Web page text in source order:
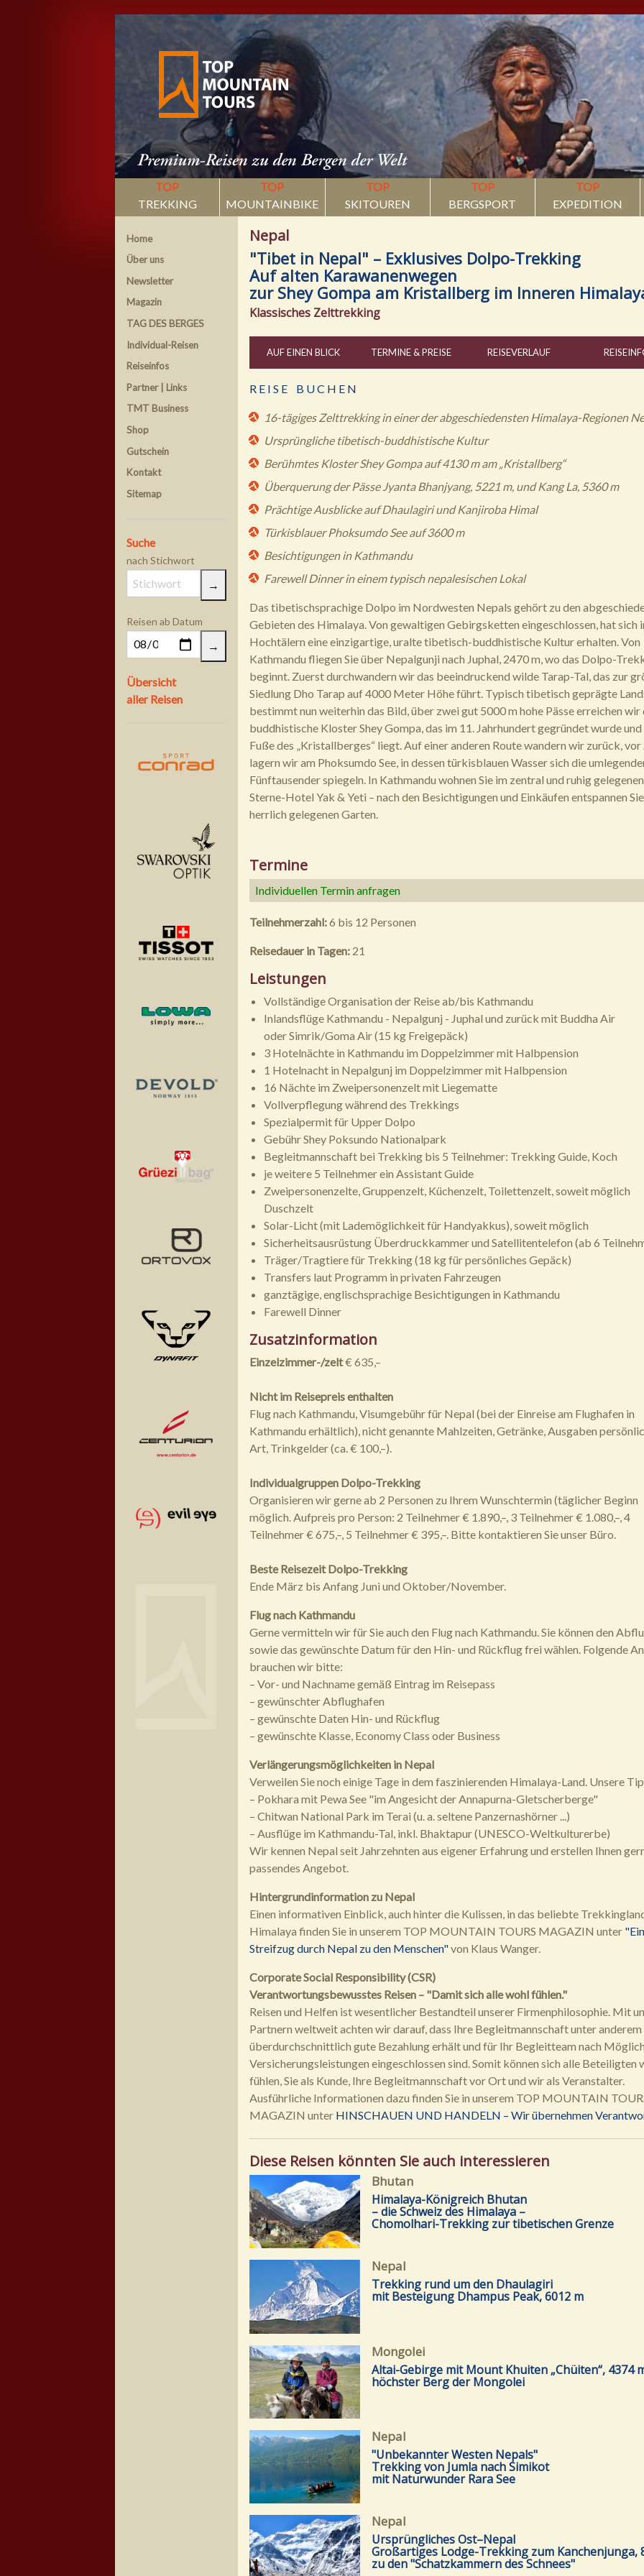
TOP
TREKKING
TOP
MOUNTAINBIKE
TOP
SKITOUREN
TOP
BERGSPORT
TOP
EXPEDITION
Home
Über uns
Newsletter
Magazin
TAG DES BERGES
Individual-Reisen
Reiseinfos
Partner | Links
TMT Business
Shop
Gutschein
Kontakt
Sitemap
Suche
nach Stichwort
Reisen ab Datum
Übersicht
aller Reisen
Nepal
"Tibet in Nepal" – Exklusives Dolpo-Trekking
Auf alten Karawanenwegen
zur Shey Gompa am Kristallberg im Inneren
Klassisches Zelttrekking
AUF EINEN BLICK TERMINE & PREISE REISEVERLAUF REISE
R E I S E B U C H E N
16-tägiges Zelttrekking in einer der abgeschiedensten Himalaya-Regionen
Ursprüngliche tibetisch-buddhistische Kultur
Berühmtes Kloster Shey Gompa auf 4130 m am „Kristallberg“
Überquerung der Pässe Jyanta Bhanjyang, 5221 m, und Kang La, 5360 m
Prächtige Ausblicke auf Dhaulagiri und Kanjiroba Himal
Türkisblauer Phoksumdo See auf 3600 m
Besichtigungen in Kathmandu
Farewell Dinner in einem typisch nepalesischen Lokal
Das tibetischsprachige Dolpo im Nordwesten Nepals gehört zu den
Gebieten des Himalaya. Von gewaltigen Gebirgsketten eingeschlossen, hat sich
Hochtälern eine einzigartige, uralte tibetisch-buddhistische Kultur erhalten. Von
Kathmandu fliegen Sie über Nepalgunji nach Juphal, 2470 m, wo das Dolpo-
beginnt. Zuerst durchwandern wir das beeindruckend wilde Tarap-Tal, das zur
Siedlung Dho Tarap auf 4000 Meter Höhe führt. Typisch tibetisch geprägte
bestimmt nun weiterhin das Bild, über zwei gut 5000 m hohe Pässe erreichen wir
buddhistische Kloster Shey Gompa, das im 11. Jahrhundert gegründet wurde und
Fuße des „Kristallberges“ liegt. Auf einer anderen Route wandern wir zurück, vor
lagern wir am Phoksumdo See, in dessen türkisblauen Wasser sich die
Fünftausender spiegeln. In Kathmandu wohnen Sie im zentral und ruhig
Sterne-Hotel Yak & Yeti – nach den Besichtigungen und Einkäufen entspannen
herrlich gelegenen Garten.
Termine
Individuellen Termin anfragen
Teilnehmerzahl:6 bis 12 Personen
Reisedauer in Tagen: 21
Leistungen
Vollständige Organisation der Reise ab/bis Kathmandu
Inlandsflüge Kathmandu - Nepalgunj - Juphal und zurück mit Buddha Air
oder Simrik/Goma Air (15 kg Freigepäck)
3 Hotelnächte in Kathmandu im Doppelzimmer mit Halbpension
1 Hotelnacht in Nepalgunj im Doppelzimmer mit Halbpension
16 Nächte im Zweipersonenzelt mit Liegematte
Vollverpflegung während des Trekkings
Spezialpermit für Upper Dolpo
Gebühr Shey Poksundo Nationalpark
Begleitmannschaft bei Trekking bis 5 Teilnehmer: Trekking Guide, Koch
je weitere 5 Teilnehmer ein Assistant Guide
Zweipersonenzelte, Gruppenzelt, Küchenzelt, Toilettenzelt, soweit möglich
Duschzelt
Solar-Licht (mit Lademöglichkeit für Handyakkus), soweit möglich
Sicherheitsausrüstung Überdruckkammer und Satellitentelefon (ab 6
Träger/Tragtiere für Trekking (18 kg für persönliches Gepäck)
Transfers laut Programm in privaten Fahrzeugen
ganztägige, englischsprachige Besichtigungen in Kathmandu
Farewell Dinner
Zusatzinformation
Einzelzimmer-/zelt€ 635,–
Nicht im Reisepreis enthalten
Flug nach Kathmandu, Visumgebühr für Nepal (bei der Einreise am Flughafen in
Kathmandu erhältlich), nicht genannte Mahlzeiten, Getränke, Ausgaben
Art, Trinkgelder (ca. € 100,–).
Individualgruppen Dolpo-Trekking
Organisieren wir gerne ab 2 Personen zu Ihrem Wunschtermin (täglicher Beginn
möglich. Aufpreis pro Person: 2 Teilnehmer € 1.890,–, 3 Teilnehmer € 1.080,–, 4
Teilnehmer € 675,–, 5 Teilnehmer € 395,–. Bitte kontaktieren Sie unser Büro.
Beste Reisezeit Dolpo-Trekking
Ende März bis Anfang Juni und Oktober/November.
Flug nach Kathmandu
Gerne vermitteln wir für Sie auch den Flug nach Kathmandu. Sie können den
sowie das gewünschte Datum für den Hin- und Rückflug frei wählen. Folgende
brauchen wir bitte:
– Vor- und Nachname gemäß Eintrag im Reisepass
– gewünschter Abflughafen
– gewünschte Daten Hin- und Rückflug
– gewünschte Klasse, Economy Class oder Business
Verlängerungsmöglichkeiten in Nepal
Verweilen Sie noch einige Tage in dem faszinierenden Himalaya-Land. Unsere
– Pokhara mit Pewa See "im Angesicht der Annapurna-Gletscherberge"
– Chitwan National Park im Terai (u. a. seltene Panzernashörner ...)
– Ausflüge im Kathmandu-Tal, inkl. Bhaktapur (UNESCO-Weltkulturerbe)
Wir kennen Nepal seit Jahrzehnten aus eigener Erfahrung und erstellen Ihnen
passendes Angebot.
Hintergrundinformation zu Nepal
Einen informativen Einblick, auch hinter die Kulissen, in das beliebte
Himalaya finden Sie in unserem TOP MOUNTAIN TOURS MAGAZIN unter "Ein
Streifzug durch Nepal zu den Menschen"von Klaus Wanger.
Corporate Social Responsibility (CSR)
Verantwortungsbewusstes Reisen – "Damit sich alle wohl fühlen."
Reisen und Helfen ist wesentlicher Bestandteil unserer Firmenphilosophie. Mit
Partnern weltweit achten wir darauf, dass Ihre Begleitmannschaft unter anderem
überdurchschnittlich gute Bezahlung erhält und für Ihr Begleitteam nach
Versicherungsleistungen eingeschlossen sind. Somit können sich alle Beteiligten
fühlen, Sie als Kunde, Ihre Begleitmannschaft vor Ort und wir als Veranstalter.
Ausführliche Informationen dazu finden Sie in unserem TOP MOUNTAIN
MAGAZIN unter HINSCHAUEN UND HANDELN – Wir übernehmen
Diese Reisen könnten Sie auch interessieren
Bhutan
Himalaya-Königreich Bhutan
– die Schweiz des Himalaya –
Chomolhari-Trekking zur tibetischen Grenze
Nepal
Trekking rund um den Dhaulagiri
mit Besteigung Dhampus Peak, 6012 m
Mongolei
Altai-Gebirge mit Mount Khuiten „Chüiten“, 4374
höchster Berg der Mongolei
Nepal
"Unbekannter Westen Nepals"
Trekking von Jumla nach Simikot
mit Naturwunder Rara See
Nepal
Ursprüngliches Ost–Nepal
Großartiges Lodge-Trekking zum Kanchenjunga,
zu den "Schatzkammern des Schnees"